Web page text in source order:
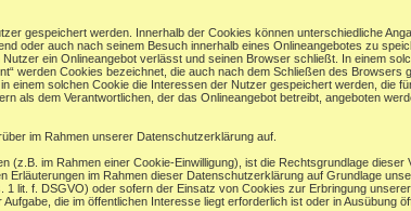
gespeichert werden. Innerhalb der Cookies können unterschiedliche
oder auch nach seinem Besuch innerhalb eines Onlineangebotes zu
ein Onlineangebot verlässt und seinen Browser schließt. In einem
werden Cookies bezeichnet, die auch nach dem Schließen des
einem solchen Cookie die Interessen der Nutzer gespeichert werden, die
als dem Verantwortlichen, der das Onlineangebot betreibt, angeboten
im Rahmen unserer Datenschutzerklärung auf.
(z.B. im Rahmen einer Cookie-Einwilligung), ist die Rechtsgrundlage
im Rahmen dieser Datenschutzerklärung auf Grundlage
lit. f. DSGVO) oder sofern der Einsatz von Cookies zur Erbringung
die im öffentlichen Interesse liegt erforderlich ist oder in Ausübung